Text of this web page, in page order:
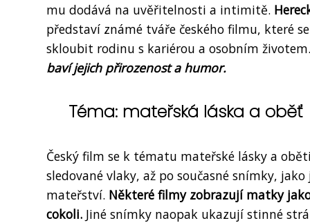
mu dodává na uvěřitelnosti a intimitě.
představí známé tváře českého filmu, které
skloubit rodinu s kariérou a osobním
baví jejich přirozenost a humor.
Téma: mateřská láska a oběť
Český film se k tématu mateřské lásky a
sledované vlaky, až po současné snímky,
mateřství. Některé filmy zobrazují matky
cokoli. Jiné snímky naopak ukazují stinné